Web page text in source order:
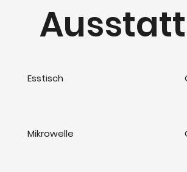
Esstisch
Mikrowelle